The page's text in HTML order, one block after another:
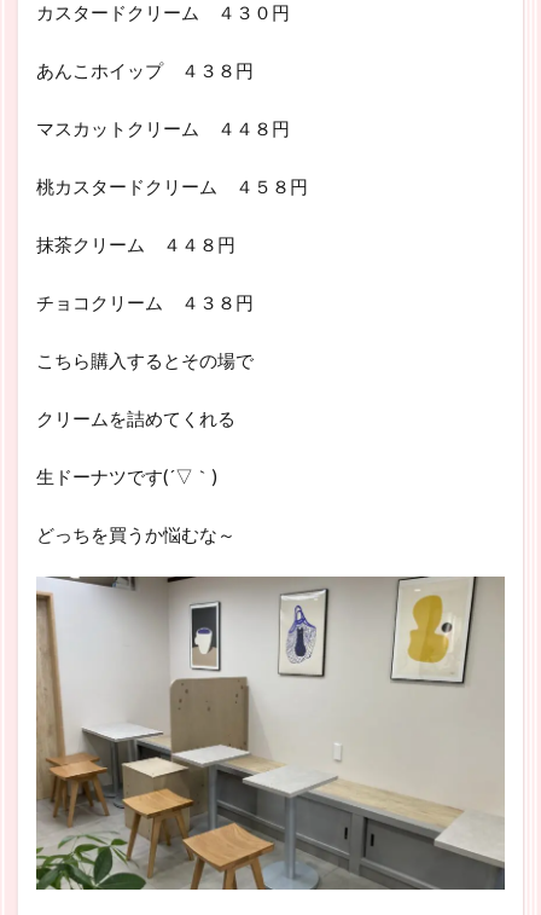
カスタードクリーム ４３０円
あんこホイップ ４３８円
マスカットクリーム ４４８円
桃カスタードクリーム ４５８円
抹茶クリーム ４４８円
チョコクリーム ４３８円
こちら購入するとその場で
クリームを詰めてくれる
生ドーナツです(´▽｀)
どっちを買うか悩むな～